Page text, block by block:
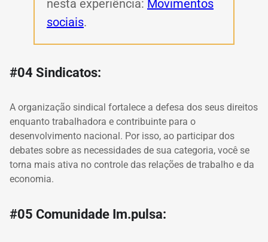
nesta experiência: Movimentos
sociais.
#04 Sindicatos:
A organização sindical fortalece a defesa dos seus direitos
enquanto trabalhadora e contribuinte para o
desenvolvimento nacional. Por isso, ao participar dos
debates sobre as necessidades de sua categoria, você se
torna mais ativa no controle das relações de trabalho e da
economia.
#05 Comunidade Im.pulsa: